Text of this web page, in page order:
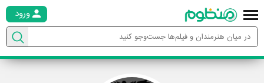
ورود